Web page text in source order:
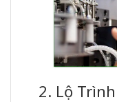
2. Lộ